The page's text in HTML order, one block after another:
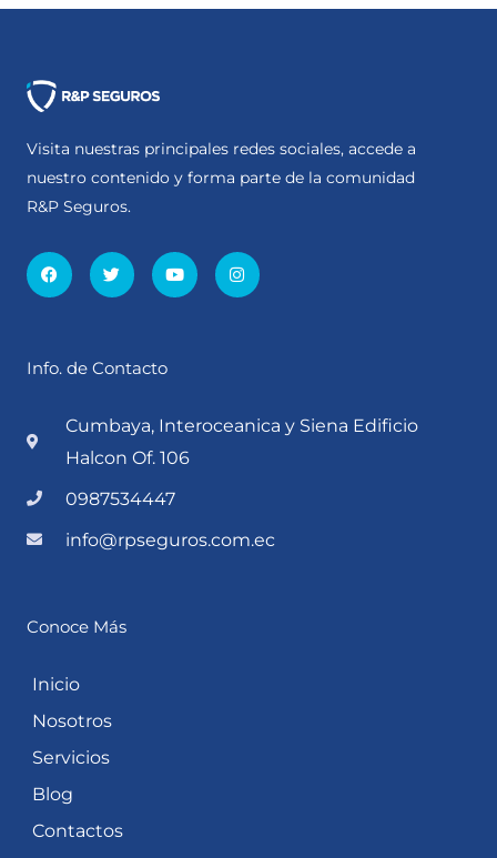
Visita nuestras principales redes sociales, accede a
nuestro contenido y forma parte de la comunidad
R&P Seguros.
FacebookTwitter YoutubeInstagram
Info. de Contacto
Cumbaya, Interoceanica y Siena Edificio
Halcon Of. 106
0987534447
info@rpseguros.com.ec
Conoce Más
Inicio
Nosotros
Servicios
Blog
Contactos